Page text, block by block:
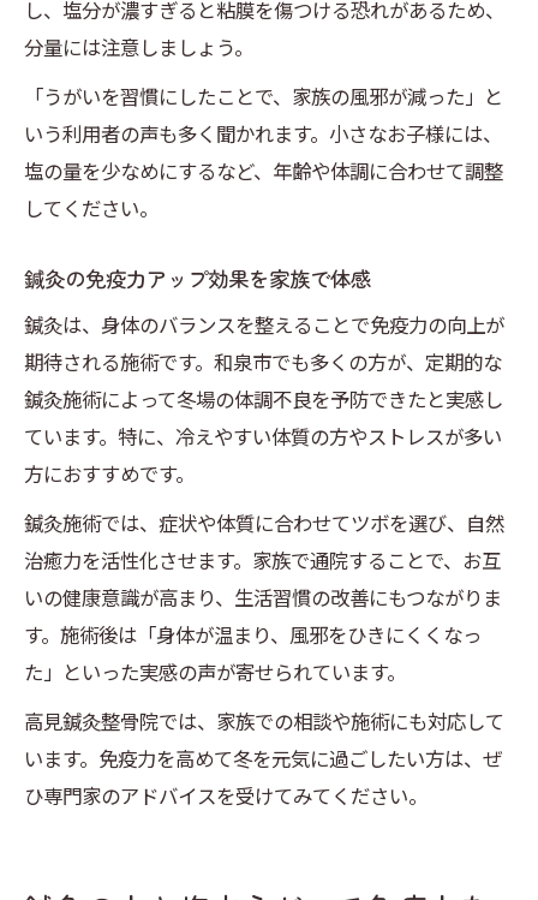
し、塩分が濃すぎると粘膜を傷つける恐れがあるため、
分量には注意しましょう。
「うがいを習慣にしたことで、家族の風邪が減った」と
いう利用者の声も多く聞かれます。小さなお子様には、
塩の量を少なめにするなど、年齢や体調に合わせて調整
してください。
鍼灸の免疫力アップ効果を家族で体感
鍼灸は、身体のバランスを整えることで免疫力の向上が
期待される施術です。和泉市でも多くの方が、定期的な
鍼灸施術によって冬場の体調不良を予防できたと実感し
ています。特に、冷えやすい体質の方やストレスが多い
方におすすめです。
鍼灸施術では、症状や体質に合わせてツボを選び、自然
治癒力を活性化させます。家族で通院することで、お互
いの健康意識が高まり、生活習慣の改善にもつながりま
す。施術後は「身体が温まり、風邪をひきにくくなっ
た」といった実感の声が寄せられています。
高見鍼灸整骨院では、家族での相談や施術にも対応して
います。免疫力を高めて冬を元気に過ごしたい方は、ぜ
ひ専門家のアドバイスを受けてみてください。